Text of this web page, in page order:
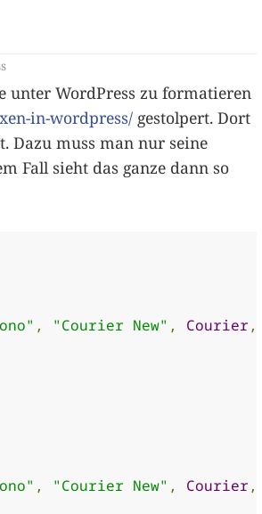
unter WordPress zu formatieren
in-wordpress/ gestolpert. Dort
Dazu muss man nur seine
Fall sieht das ganze dann so
, "Courier New" , Courier ,
, "Courier New" , Courier ,